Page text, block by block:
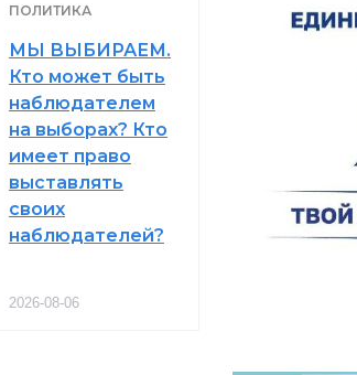
ПОЛИТИКА
МЫ ВЫБИРАЕМ.
Кто может быть
наблюдателем
на выборах? Кто
имеет право
выставлять
своих
наблюдателей?
2026-08-06